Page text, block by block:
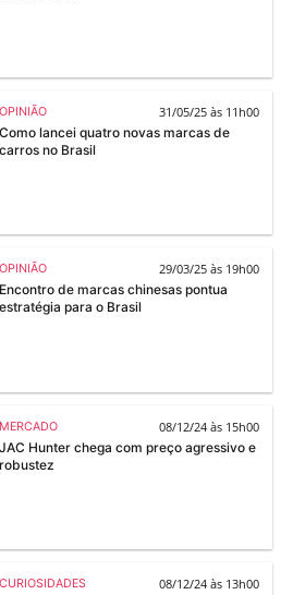
OPINIÃO
31/05/25 às 11h00
Como lancei quatro novas marcas de
carros no Brasil
OPINIÃO
29/03/25 às 19h00
Encontro de marcas chinesas pontua
estratégia para o Brasil
MERCADO
08/12/24 às 15h00
JAC Hunter chega com preço agressivo e
robustez
CURIOSIDADES
08/12/24 às 13h00